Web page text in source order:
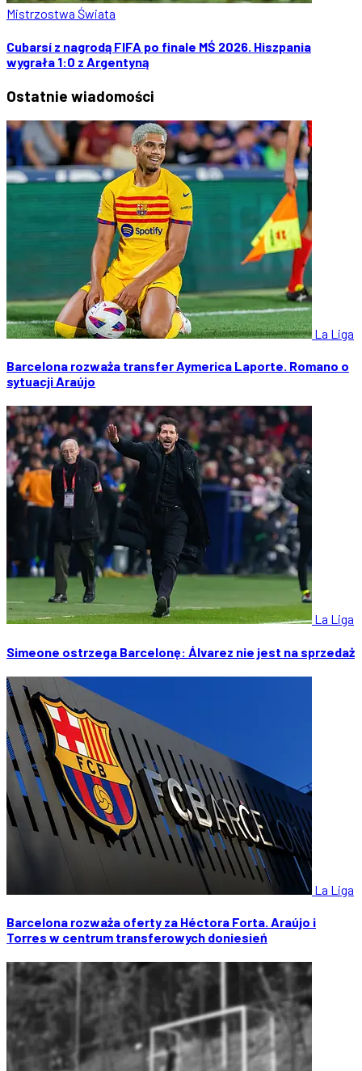
Mistrzostwa Świata
Cubarsí z nagrodą FIFA po finale MŚ 2026. Hiszpania
wygrała 1:0 z Argentyną
Ostatnie wiadomości
La Liga
Barcelona rozważa transfer Aymerica Laporte. Romano o
sytuacji Araújo
La Liga
Simeone ostrzega Barcelonę: Álvarez nie jest na sprzedaż
La Liga
Barcelona rozważa oferty za Héctora Forta. Araújo i
Torres w centrum transferowych doniesień